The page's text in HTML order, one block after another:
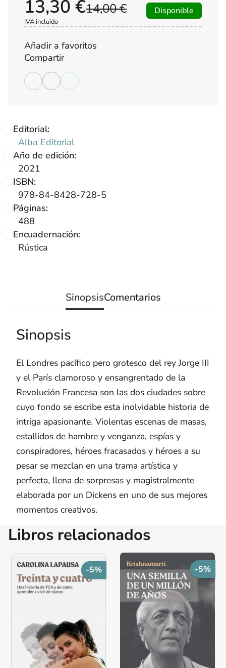
Editorial:
Alba Editorial
Año de edición:
2021
ISBN:
978-84-8428-728-5
Páginas:
488
Encuadernación:
Rústica
14,00 €
13,30 €
IVA incluido
Disponible
Añadir a favoritos
Compartir
SinopsisComentarios
Sinopsis
El Londres pacífico pero grotesco del rey Jorge III
y el París clamoroso y ensangrentado de la
Revolución Francesa son las dos ciudades sobre
cuyo fondo se escribe esta inolvidable historia de
intriga apasionante. Violentas escenas de masas,
estallidos de hambre y venganza, espías y
conspiradores, héroes fracasados y héroes a su
pesar se mezclan en una trama artística y
perfecta, llena de sorpresas y magistralmente
elaborada por un Dickens en uno de sus mejores
momentos creativos.
Libros relacionados
-5% -5%